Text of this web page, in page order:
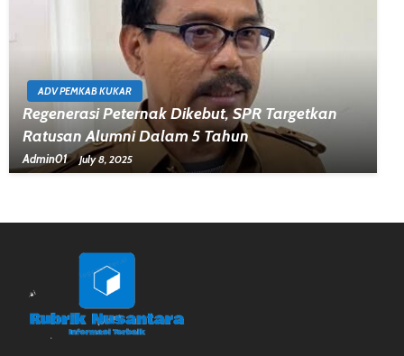
ADV PEMKAB KUKAR
Regenerasi Peternak Dikebut, SPR Targetkan
Ratusan Alumni Dalam 5 Tahun
Admin01 July 8, 2025